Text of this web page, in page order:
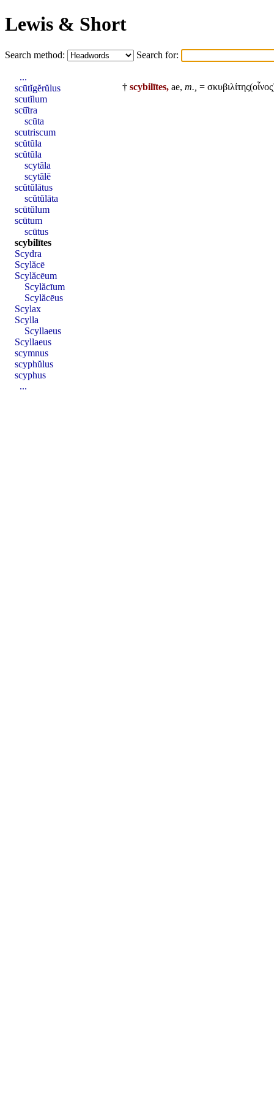
Lewis & Short
Search method: Search for:
† scybilītes, ae, m., =
...
scūtĭgĕrŭlus
scutĭlum
scū̆tra
scūta
scutriscum
scŭtŭla
scŭtŭla
scytăla
scytălē
scŭtŭlātus
scŭtŭlāta
scūtŭlum
scūtum
scūtus
scybilītes
Scydra
Scylăcē
Scylăcēum
Scylăcīum
Scylăcēus
Scylax
Scylla
Scyllaeus
Scyllaeus
scymnus
scyphŭlus
scyphus
...